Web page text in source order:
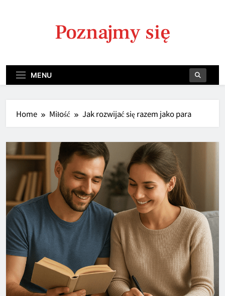
Poznajmy się
MENU
Home Miłość Jak rozwijać się razem jako para